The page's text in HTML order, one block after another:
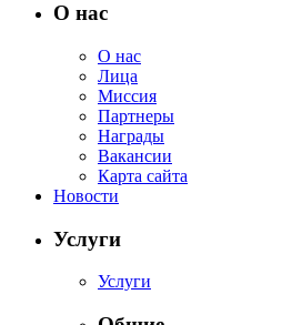
О нас
О нас
Лица
Миссия
Партнеры
Награды
Вакансии
Карта сайта
Новости
Услуги
Услуги